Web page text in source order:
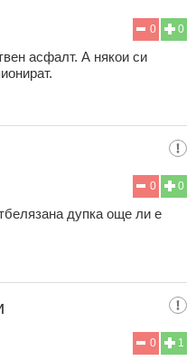
0
0
асфалт. А някои си
0
0
дупка още ли е
1
0